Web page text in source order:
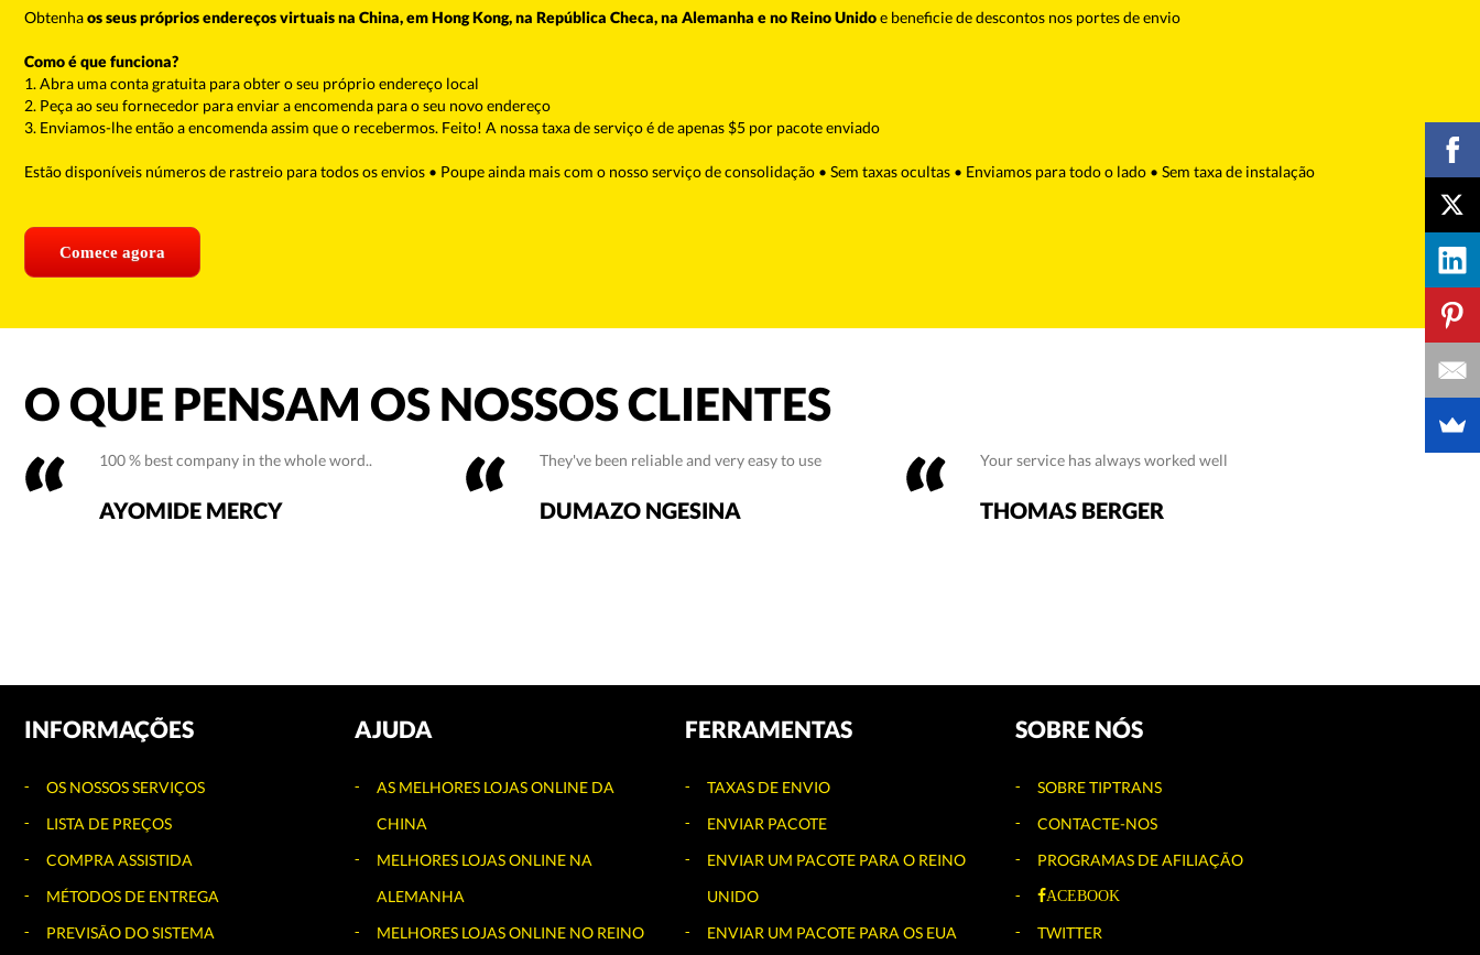
Obtenhaos seus próprios endereços virtuais na China, em Hong Kong, na República Checa, na Alemanha e no Reino Unidoe beneficie de descontos nos portes de envio
Como é que funciona?
1. Abra uma conta gratuita para obter o seu próprio endereço local
2. Peça ao seu fornecedor para enviar a encomenda para o seu novo endereço
3. Enviamos-lhe então a encomenda assim que o recebermos. Feito! A nossa taxa de serviço é de apenas $5 por pacote enviado
Estão disponíveis números de rastreio para todos os envios • Poupe ainda mais com o nosso serviço de consolidação • Sem taxas ocultas • Enviamos para todo o lado • Sem taxa de instalação
Comece agora
O QUE PENSAM OS NOSSOS CLIENTES
100 % best company in the whole word..
AYOMIDE MERCY
They've been reliable and very easy to use
DUMAZO NGESINA
Your service has always worked well
THOMAS BERGER
INFORMAÇÕES
OS NOSSOS SERVIÇOS
LISTA DE PREÇOS
COMPRA ASSISTIDA
MÉTODOS DE ENTREGA
PREVISÃO DO SISTEMA
AJUDA
AS MELHORES LOJAS ONLINE DA
CHINA
MELHORES LOJAS ONLINE NA
ALEMANHA
MELHORES LOJAS ONLINE NO REINO
FERRAMENTAS
TAXAS DE ENVIO
ENVIAR PACOTE
ENVIAR UM PACOTE PARA O REINO
UNIDO
ENVIAR UM PACOTE PARA OS EUA
SOBRE NÓS
SOBRE TIPTRANS
CONTACTE-NOS
PROGRAMAS DE AFILIAÇÃO
ACEBOOK
TWITTER